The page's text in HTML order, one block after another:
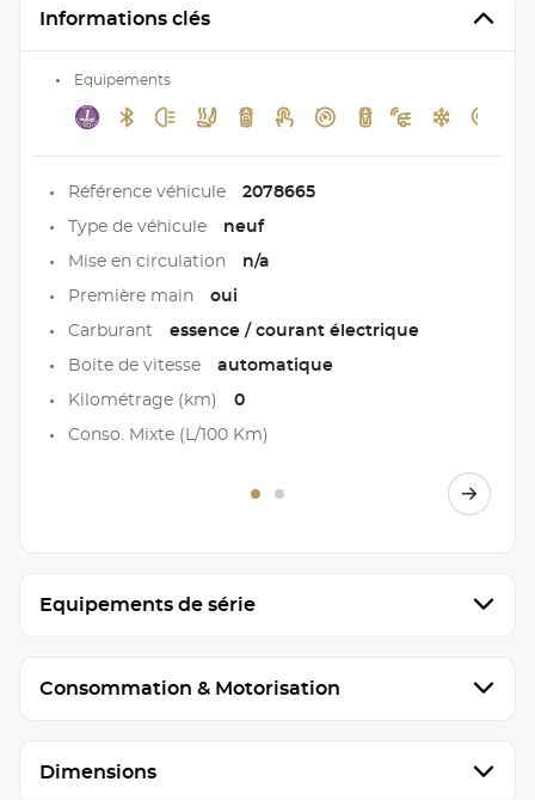
Informations clés
Equipements
Référence véhicule 2078665
Type de véhicule neuf
Mise en circulation n/a
Première main oui
Carburant essence / courant électrique
Boite de vitesse automatique
Kilométrage (km) 0
Conso. Mixte (L/100 Km)
Equipements de série
Consommation & Motorisation
Dimensions